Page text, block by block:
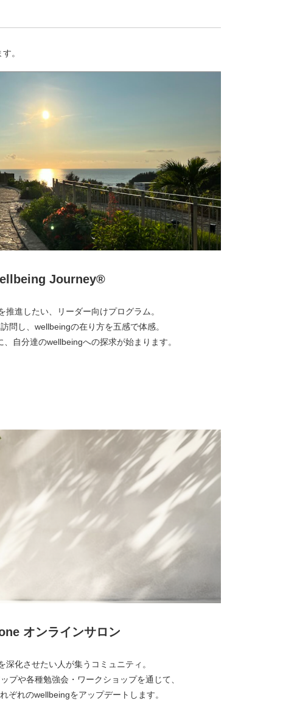
。
Journey®︎
推進したい、リーダー向けプログラム。
問し、wellbeingの在り方を五感で体感。
自分達のwellbeingへの探求が始まります。
オンラインサロン
深化させたい人が集うコミュニティ。
プや各種勉強会・ワークショップを通じて、
ぞれのwellbeingをアップデートします。